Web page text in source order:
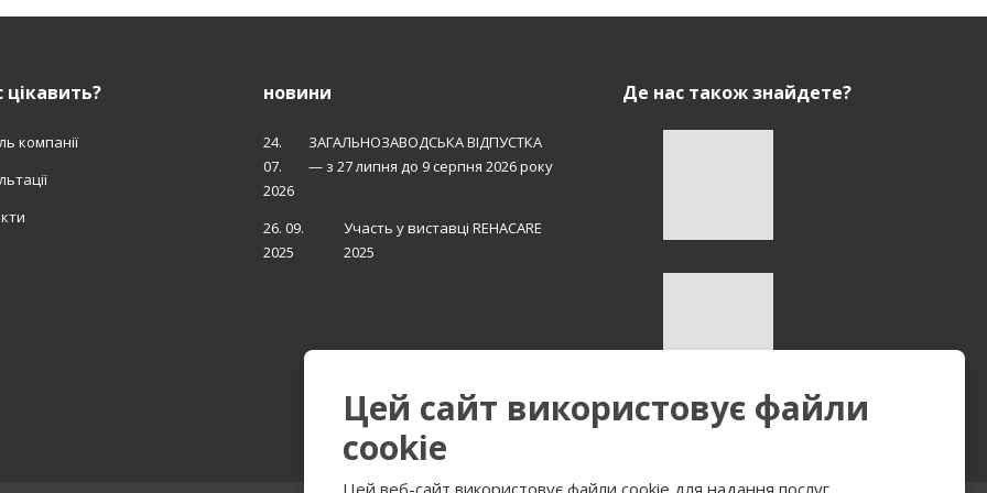
компанії
новини
24.
07.
2026
ЗАГАЛЬНОЗАВОДСЬКА ВІДПУСТКА
— з 27 липня до 9 серпня 2026 року
26. 09.
2025
Участь у виставці REHACARE
2025
Де нас також знайдете?
Цей сайт використовує файли
cookie
Цей веб-сайт використовує файли cookie для надання послуг,